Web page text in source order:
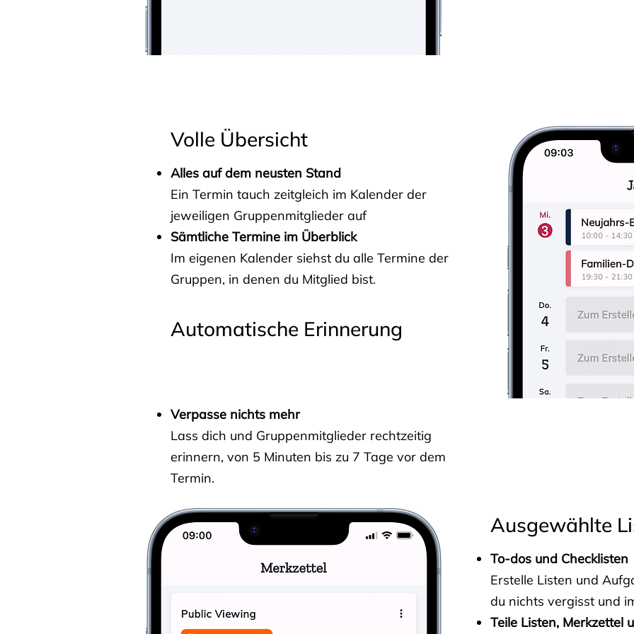
Volle Übersicht
Alles auf dem neusten Stand
Ein Termin tauch zeitgleich im Kalender der
jeweiligen Gruppenmitglieder auf
Sämtliche Termine im Überblick
Im eigenen Kalender siehst du alle Termine der
Gruppen, in denen du Mitglied bist.
Automatische Erinnerung
Verpasse nichts mehr
Lass dich und Gruppenmitglieder rechtzeitig
erinnern, von 5 Minuten bis zu 7 Tage vor dem
Termin.
Ausgewählte
To-dos und Checklisten
Erstelle Listen und
du nichts vergisst und
Teile Listen, Merkzettel